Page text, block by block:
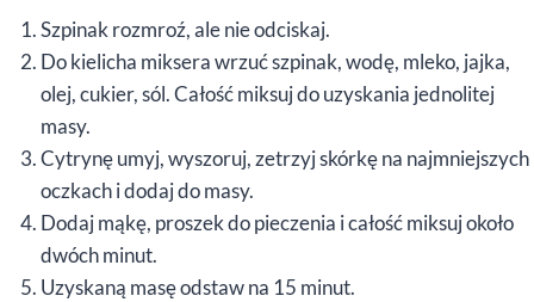
Szpinak rozmroź, ale nie odciskaj.
Do kielicha miksera wrzuć szpinak, wodę, mleko, jajka,
olej, cukier, sól. Całość miksuj do uzyskania jednolitej
masy.
Cytrynę umyj, wyszoruj, zetrzyj skórkę na najmniejszych
oczkach i dodaj do masy.
Dodaj mąkę, proszek do pieczenia i całość miksuj około
dwóch minut.
Uzyskaną masę odstaw na 15 minut.